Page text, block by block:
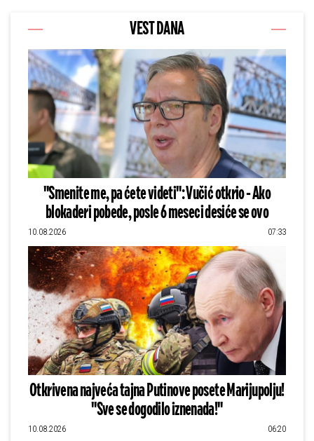
VEST DANA
"Smenite me, pa ćete videti": Vučić otkrio - Ako
blokaderi pobede, posle 6 meseci desiće se ovo
10.08.2026 07:33
Otkrivena najveća tajna Putinove posete Marijupolju!
"Sve se dogodilo iznenada!"
10.08.2026 06:20